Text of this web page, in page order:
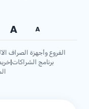
A
A
الفروع وأجهزة الصراف
برنامج الشراكات|